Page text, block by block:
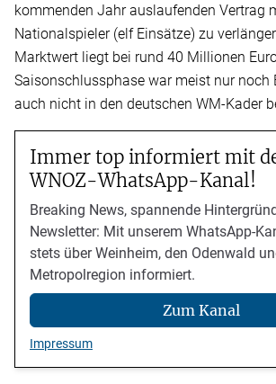
kommenden Jahr auslaufenden Vertrag
Nationalspieler (elf Einsätze) zu
Marktwert liegt bei rund 40 Millionen
Saisonschlussphase war meist nur noch
auch nicht in den deutschen WM-Kader
Immer top informiert mit
WNOZ-WhatsApp-Kanal!
Breaking News, spannende
Newsletter: Mit unserem WhatsApp-
stets über Weinheim, den Odenwald
Metropolregion informiert.
Zum Kanal
Impressum